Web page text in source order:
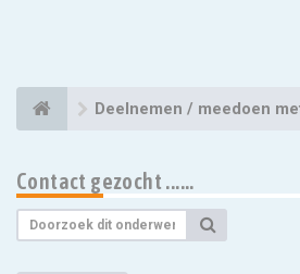
Deelnemen / meedoen met
Contact gezocht ......